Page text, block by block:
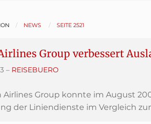
NEWS SEITE 2521
Group verbessert
– REISEBUERO
Airlines Group konnte im August
der Liniendienste im Vergleich